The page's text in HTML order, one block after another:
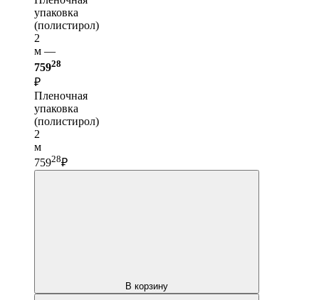
упаковка
(полистирол)
2
м —
75928
₽
Пленочная
упаковка
(полистирол)
2
м
75928₽
В корзину